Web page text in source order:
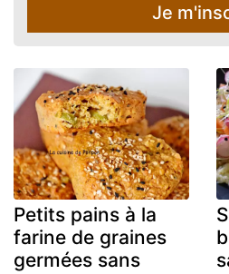
Je
Petits pains à la
farine de graines
germées sans